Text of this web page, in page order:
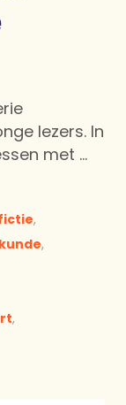
lezers. In
met …
,
,
,